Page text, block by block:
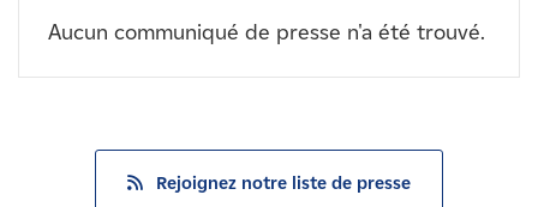
Aucun communiqué de presse n'a été trouvé.
Rejoignez notre liste de presse